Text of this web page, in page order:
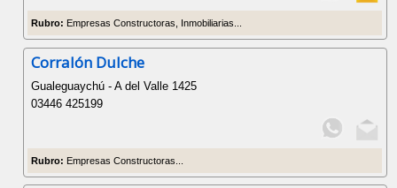
Rubro: Empresas Constructoras, Inmobiliarias...
Corralón Dulche
Gualeguaychú - A del Valle 1425
03446 425199
Rubro: Empresas Constructoras...